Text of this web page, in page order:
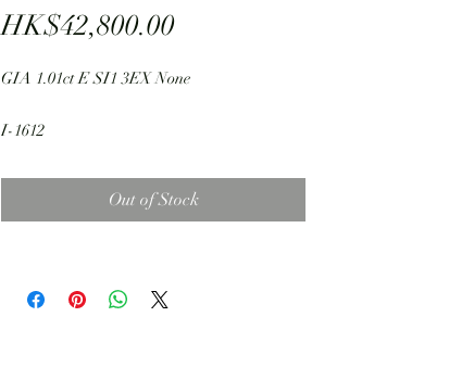
HK$42,800.00Price
GIA 1.01ct E SI1 3EX None
I-1612
Out of Stock